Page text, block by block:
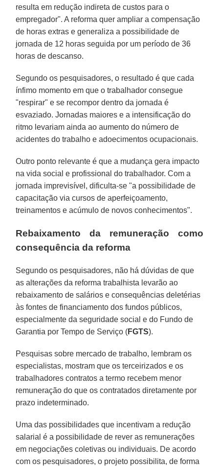
resulta em redução indireta de custos para o
empregador". A reforma quer ampliar a compensação
de horas extras e generaliza a possibilidade de
jornada de 12 horas seguida por um período de 36
horas de descanso.
Segundo os pesquisadores, o resultado é que cada
ínfimo momento em que o trabalhador consegue
"respirar" e se recompor dentro da jornada é
esvaziado. Jornadas maiores e a intensificação do
ritmo levariam ainda ao aumento do número de
acidentes do trabalho e adoecimentos ocupacionais.
Outro ponto relevante é que a mudança gera impacto
na vida social e profissional do trabalhador. Com a
jornada imprevisível, dificulta-se "a possibilidade de
capacitação via cursos de aperfeiçoamento,
treinamentos e acúmulo de novos conhecimentos".
Rebaixamento da remuneração como
consequência da reforma
Segundo os pesquisadores, não há dúvidas de que
as alterações da reforma trabalhista levarão ao
rebaixamento de salários e consequências deletérias
às fontes de financiamento dos fundos públicos,
especialmente da seguridade social e do Fundo de
Garantia por Tempo de Serviço (FGTS).
Pesquisas sobre mercado de trabalho, lembram os
especialistas, mostram que os terceirizados e os
trabalhadores contratos a termo recebem menor
remuneração do que os contratados diretamente por
prazo indeterminado.
Uma das possibilidades que incentivam a redução
salarial é a possibilidade de rever as remunerações
em negociações coletivas ou individuais. De acordo
com os pesquisadores, o projeto possibilita, de forma